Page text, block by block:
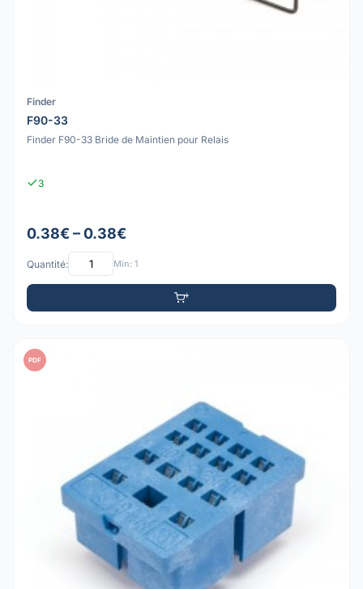
Finder
F90-33
Finder F90-33 Bride de Maintien pour Relais
3
0.38€ – 0.38€
Quantité: Min: 1
PDF